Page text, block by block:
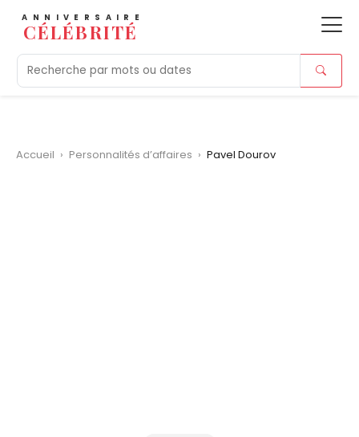
ANNIVERSAIRE
CÉLÉBRITÉ
Aujourd'hui Tendances Morts
Accueil › Personnalités d’affaires › Pavel Dourov